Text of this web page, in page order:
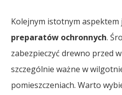
Kolejnym istotnym aspektem
preparatów ochronnych.
zabezpieczyć drewno przed
szczególnie ważne w
pomieszczeniach. Warto